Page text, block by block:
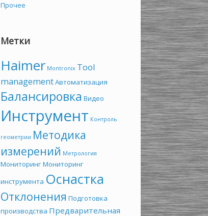
Прочее
Метки
Haimer Montronix Tool
managementАвтоматизация
Балансировка Видео
Инструмент Контроль
геометрии Методика
измерений Метрология
МониторингМониторинг
инструмента Оснастка
Отклонения Подготовка
производства Предварительная